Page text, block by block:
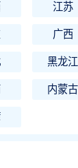
江苏
广西
黑龙江
内蒙古